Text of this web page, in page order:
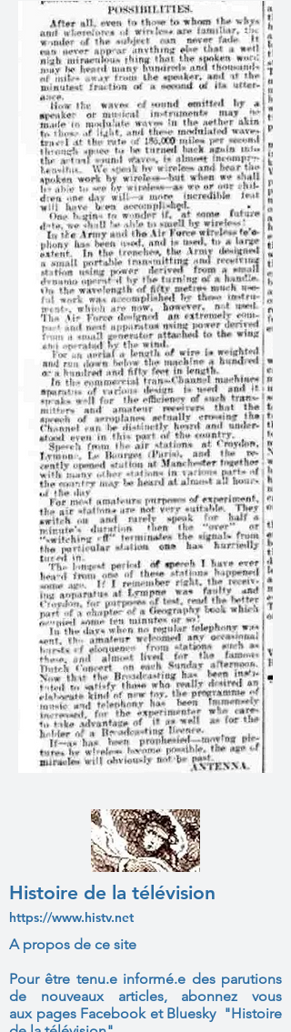
Histoire de la télévision
https://www.histv.net
A propos de ce site
Pour être tenu.e informé.e des parutions
de nouveaux articles, abonnez vous
aux pages Facebook et Bluesky "Histoire